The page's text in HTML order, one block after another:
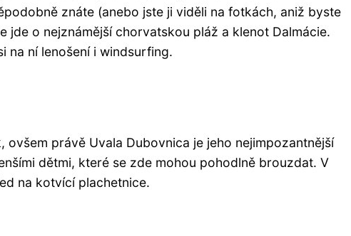
znáte (anebo jste ji viděli na fotkách, aniž byste
jde o nejznámější chorvatskou pláž a klenot Dalmácie.
na ní lenošení i windsurfing.
právě Uvala Dubovnica je jeho nejimpozantnější
dětmi, které se zde mohou pohodlně brouzdat. V
na kotvící plachetnice.